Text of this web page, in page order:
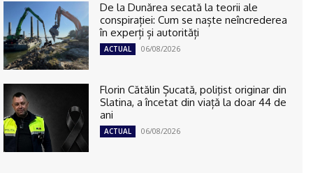
De la Dunărea secată la teorii ale
conspirației: Cum se naște neîncrederea
în experți și autorități
ACTUAL 06/08/2026
Florin Cătălin Șucată, poliţist originar din
Slatina, a încetat din viață la doar 44 de
ani
ACTUAL 06/08/2026